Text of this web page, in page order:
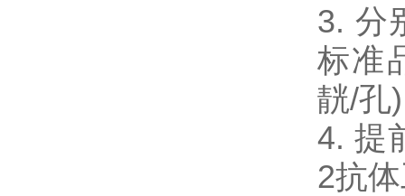
3. 分
标准
靗/孔
4. 提
2抗